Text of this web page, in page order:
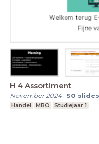
H 4 Assortiment
November 2024-50 slides
Handel MBO Studiejaar 1